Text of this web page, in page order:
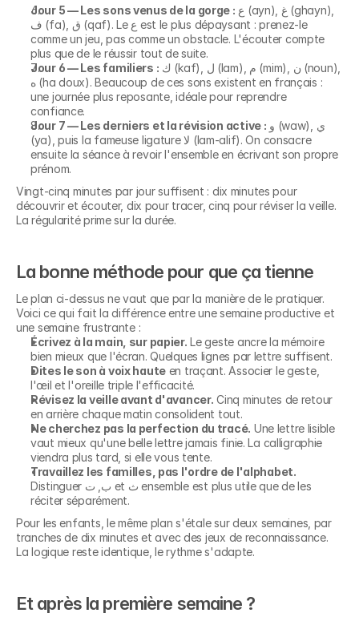
Jour 5 — Les sons venus de la gorge :
ف (fa), ق (qaf). Le ع est le plus dépaysant : prenez-le
comme un jeu, pas comme un obstacle. L'écouter compte
plus que de le réussir tout de suite.
Jour 6 — Les familiers :
ه (ha doux). Beaucoup de ces sons existent en français :
une journée plus reposante, idéale pour reprendre
confiance.
Jour 7 — Les derniers et la révision active :
(ya), puis la fameuse ligature لا (lam-alif). On consacre
ensuite la séance à revoir l'ensemble en écrivant son propre
prénom.
Vingt-cinq minutes par jour suffisent : dix minutes pour
découvrir et écouter, dix pour tracer, cinq pour réviser la veille.
La régularité prime sur la durée.
La bonne méthode pour que ça tienne
Le plan ci-dessus ne vaut que par la manière de le pratiquer.
Voici ce qui fait la différence entre une semaine productive et
une semaine frustrante :
Écrivez à la main, sur papier. Le geste ancre la mémoire
bien mieux que l'écran. Quelques lignes par lettre suffisent.
Dites le son à voix haute en traçant. Associer le geste,
l'œil et l'oreille triple l'efficacité.
Révisez la veille avant d'avancer. Cinq minutes de retour
en arrière chaque matin consolident tout.
Ne cherchez pas la perfection du tracé. Une lettre lisible
vaut mieux qu'une belle lettre jamais finie. La calligraphie
viendra plus tard, si elle vous tente.
Travaillez les familles, pas l'ordre de l'alphabet.
Distinguer ب, ت et ث ensemble est plus utile que de les
réciter séparément.
Pour les enfants, le même plan s'étale sur deux semaines, par
tranches de dix minutes et avec des jeux de reconnaissance.
La logique reste identique, le rythme s'adapte.
Et après la première semaine ?